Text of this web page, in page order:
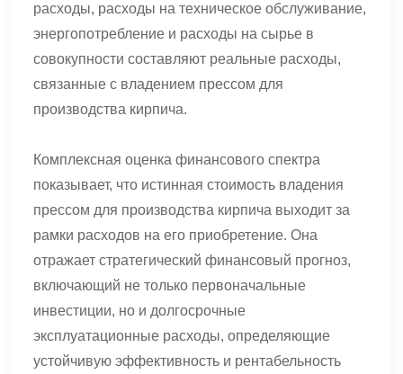
расходы, расходы на техническое обслуживание,
энергопотребление и расходы на сырье в
совокупности составляют реальные расходы,
связанные с владением прессом для
производства кирпича.
Комплексная оценка финансового спектра
показывает, что истинная стоимость владения
прессом для производства кирпича выходит за
рамки расходов на его приобретение. Она
отражает стратегический финансовый прогноз,
включающий не только первоначальные
инвестиции, но и долгосрочные
эксплуатационные расходы, определяющие
устойчивую эффективность и рентабельность